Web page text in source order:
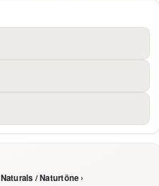
Naturals / Naturtöne ›